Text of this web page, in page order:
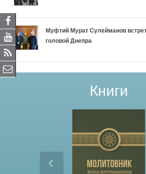
Муфтий Мурат Сулейманов
головой Днепра
Книги